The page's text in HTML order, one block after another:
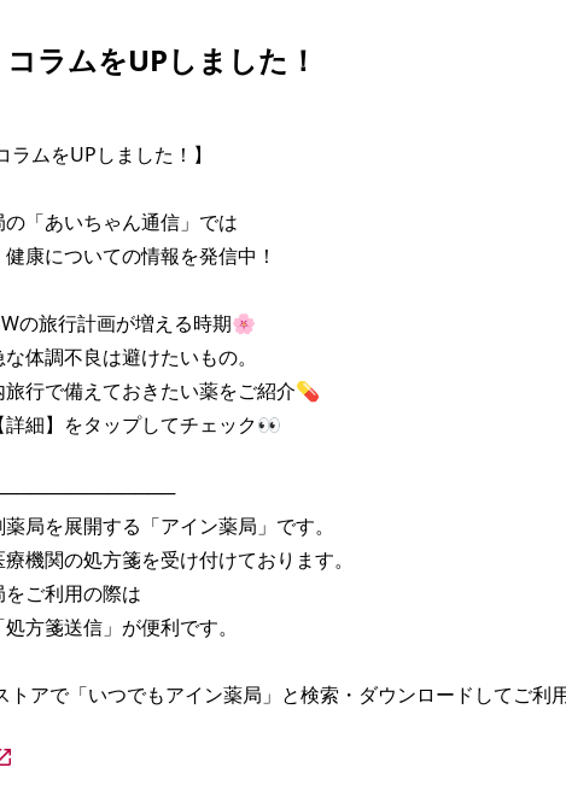
ラムをUPしました！
ラムをUPしました！】
の「あいちゃん通信」では
康についての情報を発信中！
の旅行計画が増える時期🌸
体調不良は避けたいもの。
旅行で備えておきたい薬をご紹介💊
詳細】をタップしてチェック👀
局を展開する「アイン薬局」です。
機関の処方箋を受け付けております。
ご利用の際は
方箋送信」が便利です。
トアで「いつでもアイン薬局」と検索・ダウンロードしてご利